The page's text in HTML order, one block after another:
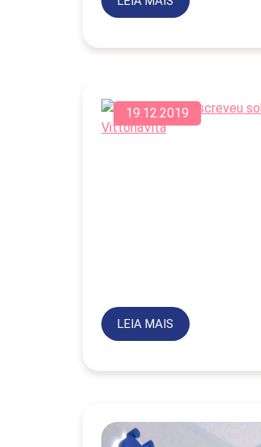
19.12.2019
LEIA MAIS